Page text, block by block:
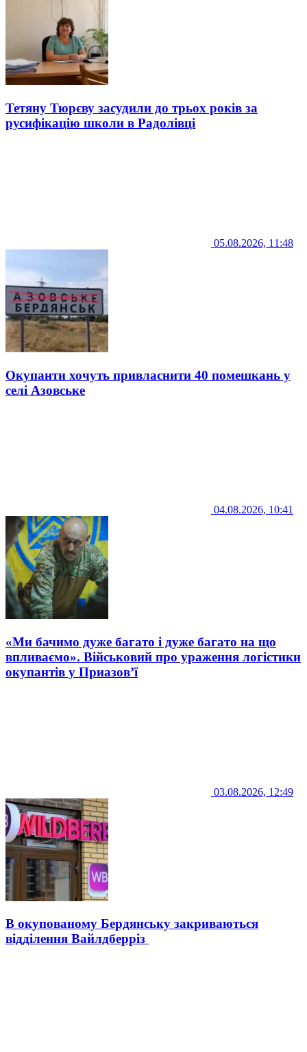
Тетяну Тюрєву засудили до трьох років за
русифікацію школи в Радолівці
05.08.2026, 11:48
Окупанти хочуть привласнити 40 помешкань у
селі Азовське
04.08.2026, 10:41
«Ми бачимо дуже багато і дуже багато на що
впливаємо». Військовий про ураження логістики
окупантів у Приазов’ї
03.08.2026, 12:49
В окупованому Бердянську закриваються
відділення Вайлдберріз